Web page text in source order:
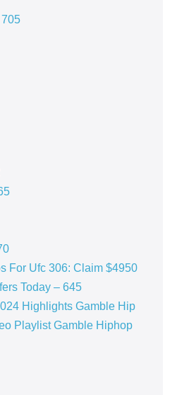
For Ufc 306: Claim $4950
Today – 645
Highlights Gamble Hip
Playlist Gamble Hiphop